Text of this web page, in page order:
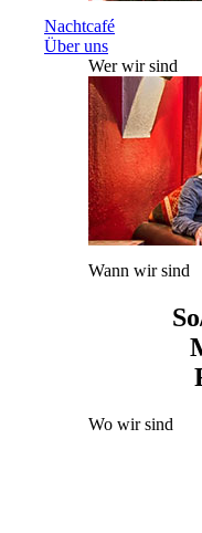
Nachtcafé
Über uns
Wer wir sind
Wann wir sind
Wo wir sind